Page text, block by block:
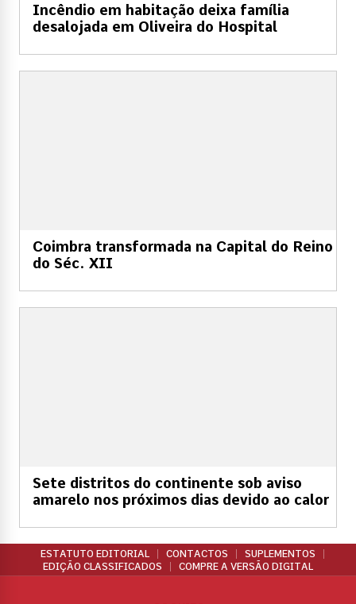
Incêndio em habitação deixa família
desalojada em Oliveira do Hospital
Coimbra transformada na Capital do Reino
do Séc. XII
Sete distritos do continente sob aviso
amarelo nos próximos dias devido ao calor
ESTATUTO EDITORIAL CONTACTOS
SUPLEMENTOS
EDIÇÃO CLASSIFICADOS
COMPRE A VERSÃO DIGITAL